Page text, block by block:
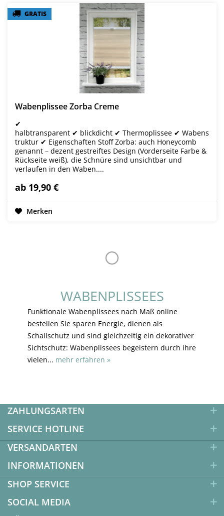
GRATIS
GRATIS
Wabenplissee Zorba Creme
✔
halbtransparent ✔ blickdicht ✔ Thermoplissee ✔ Wabens
truktur ✔ Eigenschaften Stoff Zorba: auch Honeycomb
genannt – dezent gestreiftes Design (Vorderseite Farbe &
Rückseite weiß), die Schnüre sind unsichtbar und
verlaufen in den Waben....
ab 19,90 €
Merken
WABENPLISSEES
Funktionale Wabenplissees nach Maß online
bestellen Sie sparen Energie, dienen als
Schallschutz und sind gleichzeitig ein dekorativer
Sichtschutz: Wabenplissees begeistern durch ihre
vielen... mehr erfahren »
ZAHLUNGSARTEN
SERVICE HOTLINE
VERSANDARTEN
INFORMATIONEN
SHOP SERVICE
SOCIAL MEDIA